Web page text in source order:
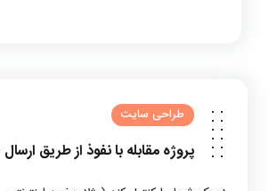
طراحی سایت
پروژهمقابله با نفوذ از طریق